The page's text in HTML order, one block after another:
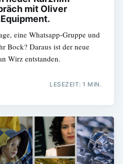
mit Oliver
eine Whatsapp-Gruppe und
Bock? Daraus ist der neue
Wirz entstanden.
LESEZEIT: 1 MIN.